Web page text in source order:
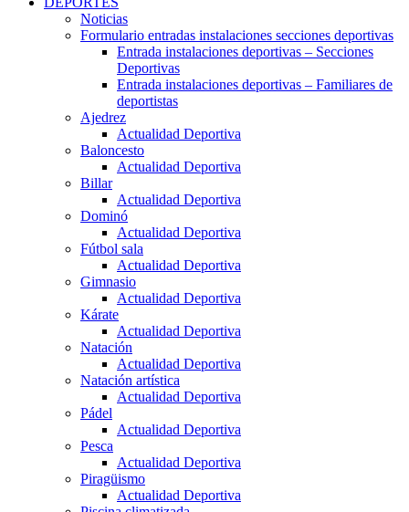
Noticias
Formulario entradas instalaciones secciones deportivas
Entrada instalaciones deportivas – Secciones
Deportivas
Entrada instalaciones deportivas – Familiares de
deportistas
Ajedrez
Actualidad Deportiva
Baloncesto
Actualidad Deportiva
Billar
Actualidad Deportiva
Dominó
Actualidad Deportiva
Fútbol sala
Actualidad Deportiva
Gimnasio
Actualidad Deportiva
Kárate
Actualidad Deportiva
Natación
Actualidad Deportiva
Natación artística
Actualidad Deportiva
Pádel
Actualidad Deportiva
Pesca
Actualidad Deportiva
Piragüismo
Actualidad Deportiva